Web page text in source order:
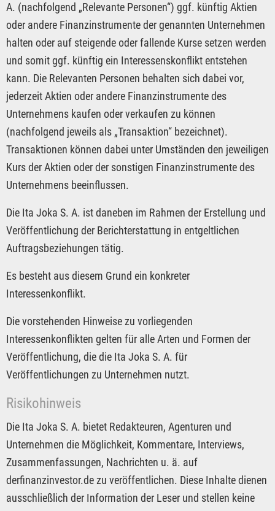
A. (nachfolgend „Relevante Personen“) ggf. künftig Aktien
oder andere Finanzinstrumente der genannten Unternehmen
halten oder auf steigende oder fallende Kurse setzen werden
und somit ggf. künftig ein Interessenskonflikt entstehen
kann. Die Relevanten Personen behalten sich dabei vor,
jederzeit Aktien oder andere Finanzinstrumente des
Unternehmens kaufen oder verkaufen zu können
(nachfolgend jeweils als „Transaktion“ bezeichnet).
Transaktionen können dabei unter Umständen den jeweiligen
Kurs der Aktien oder der sonstigen Finanzinstrumente des
Unternehmens beeinflussen.
Die Ita Joka S. A. ist daneben im Rahmen der Erstellung und
Veröffentlichung der Berichterstattung in entgeltlichen
Auftragsbeziehungen tätig.
Es besteht aus diesem Grund ein konkreter
Interessenkonflikt.
Die vorstehenden Hinweise zu vorliegenden
Interessenkonflikten gelten für alle Arten und Formen der
Veröffentlichung, die die Ita Joka S. A. für
Veröffentlichungen zu Unternehmen nutzt.
Risikohinweis
Die Ita Joka S. A. bietet Redakteuren, Agenturen und
Unternehmen die Möglichkeit, Kommentare, Interviews,
Zusammenfassungen, Nachrichten u. ä. auf
derfinanzinvestor.de zu veröffentlichen. Diese Inhalte dienen
ausschließlich der Information der Leser und stellen keine